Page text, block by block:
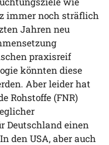
immer noch sträflich
Jahren neu
praxisreif
könnten diese
Aber leider hat
Rohstoffe (FNR)
Deutschland einen
den USA, aber auch